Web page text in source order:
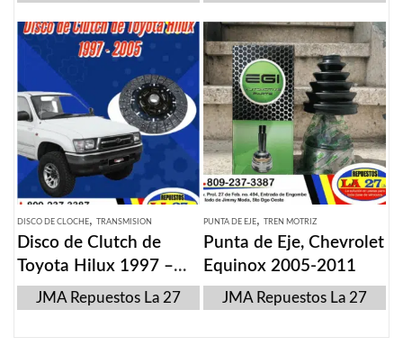
DISCO DE CLOCHE, TRANSMISION
Disco de Clutch de
Toyota Hilux 1997 –
2005JMA Repuestos La 27
PUNTA DE EJE, TREN MOTRIZ
Punta de Eje, Chevrolet
Equinox 2005-2011
JMA Repuestos La 27